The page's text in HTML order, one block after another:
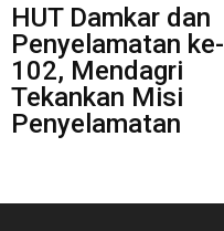
HUT Damkar dan
Penyelamatan ke-
102, Mendagri
Tekankan Misi
Penyelamatan